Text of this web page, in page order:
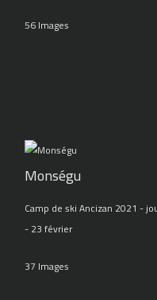
56 Images
Monségu
Camp de ski Ancizan 2021 -
- 23 février
37 Images